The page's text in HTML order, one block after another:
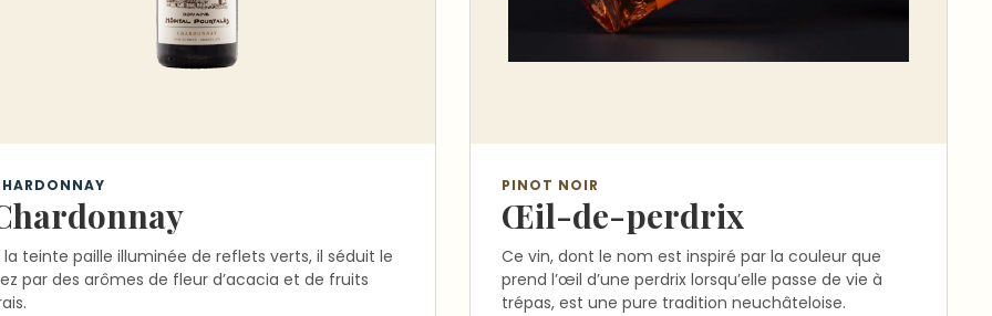
la teinte paille illuminée de reflets verts, il séduit le
par des arômes de fleur d’acacia et de fruits
PINOT NOIR
Œil-de-perdrix
Ce vin, dont le nom est inspiré par la couleur que
prend l’œil d’une perdrix lorsqu’elle passe de vie à
trépas, est une pure tradition neuchâteloise.